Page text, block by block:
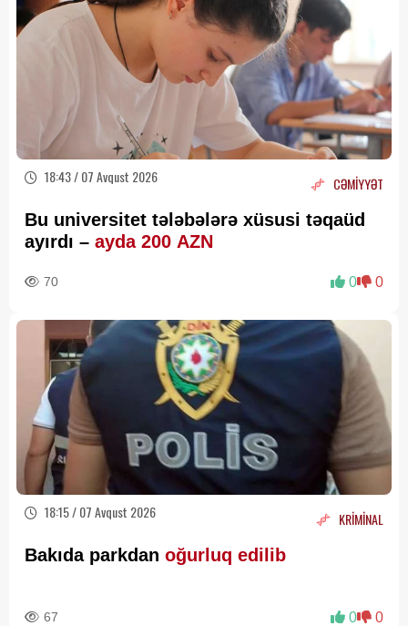
18:43 / 07 Avqust 2026 CƏMİYYƏT
Bu universitet tələbələrə xüsusi təqaüd
ayırdı – ayda 200 AZN
70 0 0
18:15 / 07 Avqust 2026 KRİMİNAL
Bakıda parkdan oğurluq edilib
67 0 0